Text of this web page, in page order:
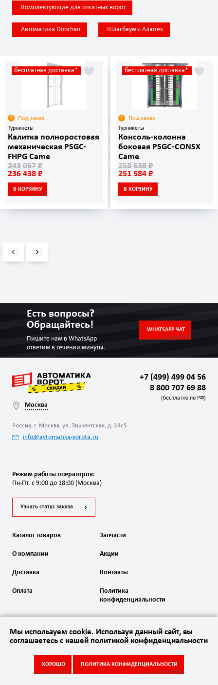
Запчасти Контакты
Комплектующие для откатных ворот
Автоматика Doorhan Шлагбаумы Алютех
бесплатная доставка*
Под заказ
Турникеты
Калитка полноростовая
механическая PSGC-
FHPG Came
243 067 ₽
236 438 ₽
В КОРЗИНУ
бесплатная доставка*
Под заказ
Турникеты
Консоль-колонна
боковая PSGC-CONSX
Came
258 638 ₽
251 584 ₽
В КОРЗИНУ
Есть вопросы?
Обращайтесь!
Пишите нам в WhatsApp
ответим в течении минуты.
WHATSAPP ЧАТ
Москва
Россия, г. Москва, ул. Ташкентская, д. 28с5
info@avtomatika-vorota.ru
+7 (499) 499 04 56
8 800 707 69 88
(бесплатно по РФ)
Режим работы операторов:
Пн-Пт. с 9:00 до 18:00 (Москва)
Узнать статус заказа
Каталог товаров Запчасти
О компании
Доставка
Оплата
Акции
Контакты
Политика
конфиденциальности
2020 Автоматика ворот. Все права защищены
создан в студииEmpire Web
Мы используем cookie. Используя данный сайт, вы
соглашаетесь с нашей политикой конфиденциальности
ХОРОШО ПОЛИТИКА КОНФИДЕНЦИАЛЬНОСТИ